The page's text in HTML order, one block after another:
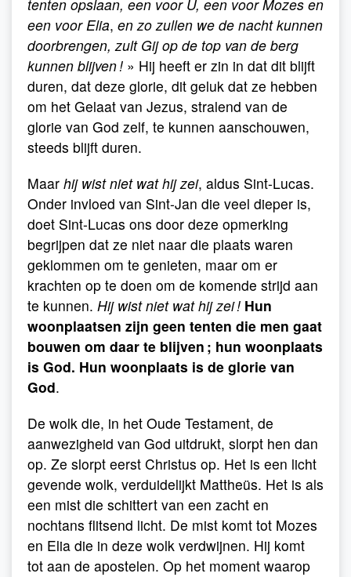
tenten opslaan, een voor U, een voor Mozes en
een voor Elia, en zo zullen we de nacht kunnen
doorbrengen, zult Gij op de top van de berg
kunnen blijven ! » Hij heeft er zin in dat dit blijft
duren, dat deze glorie, dit geluk dat ze hebben
om het Gelaat van Jezus, stralend van de
glorie van God zelf, te kunnen aanschouwen,
steeds blijft duren.
Maar hij wist niet wat hij zei, aldus Sint-Lucas.
Onder invloed van Sint-Jan die veel dieper is,
doet Sint-Lucas ons door deze opmerking
begrijpen dat ze niet naar die plaats waren
geklommen om te genieten, maar om er
krachten op te doen om de komende strijd aan
te kunnen. Hij wist niet wat hij zei ! Hun
woonplaatsen zijn geen tenten die men gaat
bouwen om daar te blijven ; hun woonplaats
is God. Hun woonplaats is de glorie van
God.
De wolk die, in het Oude Testament, de
aanwezigheid van God uitdrukt, slorpt hen dan
op. Ze slorpt eerst Christus op. Het is een licht
gevende wolk, verduidelijkt Mattheüs. Het is als
een mist die schittert van een zacht en
nochtans flitsend licht. De mist komt tot Mozes
en Elia die in deze wolk verdwijnen. Hij komt
tot aan de apostelen. Op het moment waarop